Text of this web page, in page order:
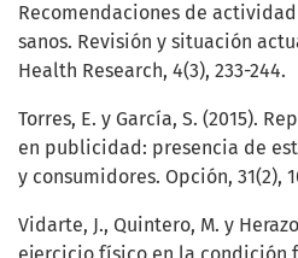
Recomendaciones de
sanos. Revisión y situación
Health Research, 4(3), 233-244.
Torres, E. y García, S. (2015).
en publicidad: presencia de
y consumidores. Opción, 31(2),
Vidarte, J., Quintero, M. y